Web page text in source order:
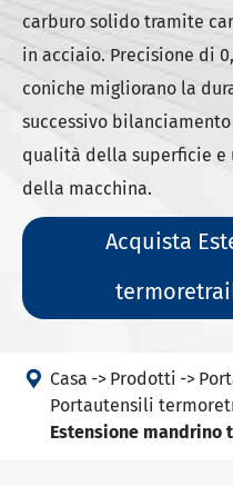
carburo solido tramite
in acciaio. Precisione di
coniche migliorano la
successivo
qualità della superficie e
della macchina.
Acquista
 Casa Prodotti
Portautensili
Estensione